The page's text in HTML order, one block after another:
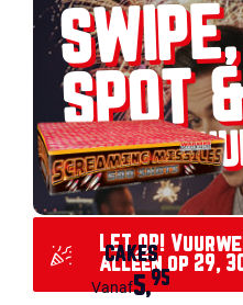
SWIPE,
SPOT
JOUW
LET OP!
alléén op 29,
CAKES
Vanaf5,95